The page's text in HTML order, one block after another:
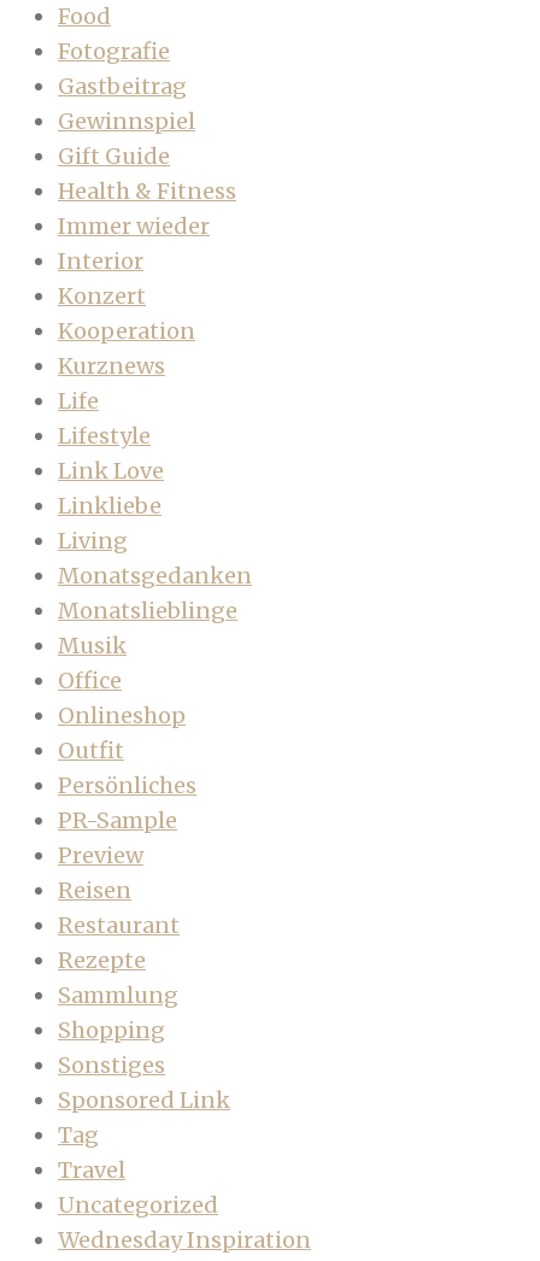
Food
Fotografie
Gastbeitrag
Gewinnspiel
Gift Guide
Health & Fitness
Immer wieder
Interior
Konzert
Kooperation
Kurznews
Life
Lifestyle
Link Love
Linkliebe
Living
Monatsgedanken
Monatslieblinge
Musik
Office
Onlineshop
Outfit
Persönliches
PR-Sample
Preview
Reisen
Restaurant
Rezepte
Sammlung
Shopping
Sonstiges
Sponsored Link
Tag
Travel
Uncategorized
Wednesday Inspiration